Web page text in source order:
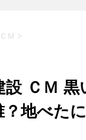
ＣＭ >
設 ＣＭ
？地べた